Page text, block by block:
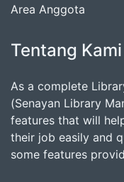
Area Anggota
Tentang Kami
As a complete
(Senayan Library
features that will
their job easily and
some features